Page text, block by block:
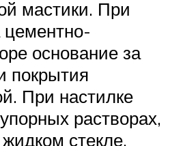
мастики. При
цементно-
основание за
покрытия
При настилке
растворах,
стекле,